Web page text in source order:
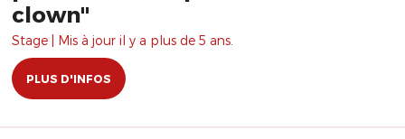
clown"
Stage | Mis à jour il y a plus de 5 ans.
PLUS D'INFOS